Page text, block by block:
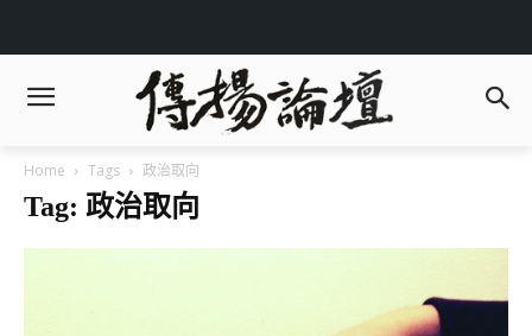
Home Tags 政治取向
Tag: 政治取向